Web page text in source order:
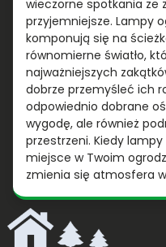
wieczorne spotkania ze
przyjemniejsze. Lampy
komponują się na
równomierne światło,
najważniejszych
dobrze przemyśleć ich
odpowiednio dobrane
wygodę, ale również
przestrzeni. Kiedy
miejsce w Twoim
zmienia się atmosfera